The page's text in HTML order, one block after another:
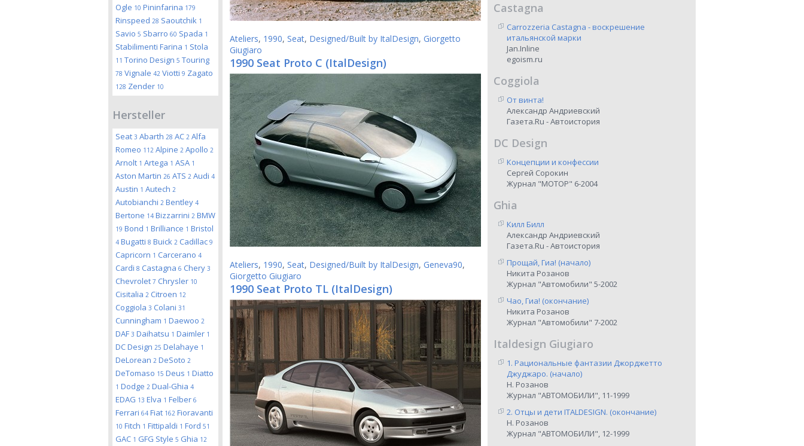
Ogle 10 Pininfarina 179
Rinspeed 28 Saoutchik 1
Savio 5 Sbarro 60 Spada 1
Stabilimenti Farina 1 Stola
11 Torino Design 5 Touring
78 Vignale 42 Viotti 9 Zagato
128 Zender 10
Hersteller
Seat 3 Abarth 28 AC 2 Alfa
Romeo 112 Alpine 2 Apollo 2
Arnolt 1 Artega 1 ASA 1
Aston Martin 26 ATS 2 Audi 4
Austin 1 Autech 2
Autobianchi 2 Bentley 4
Bertone 14 Bizzarrini 2 BMW
19 Bond 1 Brilliance 1 Bristol
4 Bugatti 8 Buick 2 Cadillac 9
Capricorn 1 Carcerano 4
Cardi 8 Castagna 6 Chery 3
Chevrolet 7 Chrysler 10
Cisitalia 2 Citroen 12
Coggiola 3 Colani 31
Cunningham 1 Daewoo 2
DAF 3 Daihatsu 1 Daimler 1
DC Design 25 Delahaye 1
DeLorean 2 DeSoto 2
DeTomaso 15 Deus 1 Diatto
1 Dodge 2 Dual-Ghia 4
EDAG 13 Elva 1 Felber 6
Ferrari 64 Fiat 162 Fioravanti
10 Fitch 1 Fittipaldi 1 Ford 51
GAC 1 GFG Style 5 Ghia 12
Ateliers, 1990, Seat, Designed/Built by ItalDesign, Giorgetto
Giugiaro
1990 Seat Proto C (ItalDesign)
Ateliers, 1990, Seat, Designed/Built by ItalDesign, Geneva90,
Giorgetto Giugiaro
1990 Seat Proto TL (ItalDesign)
Castagna
Carrozzeria Castagna - воскрешение
итальянской марки
Jan.Inline
egoism.ru
Coggiola
От винта!
Александр Андриевский
Газета.Ru - Автоистория
DC Design
Концепции и конфессии
Сергей Сорокин
Журнал "МОТОР" 6-2004
Ghia
Килл Билл
Александр Андриевский
Газета.Ru - Автоистория
Прощай, Гиа! (начало)
Никита Розанов
Журнал "Автомобили" 5-2002
Чао, Гиа! (окончание)
Никита Розанов
Журнал "Автомобили" 7-2002
Italdesign Giugiaro
1. Рациональные фантазии Джорджетто
Джуджаро. (начало)
Н. Розанов
Журнал "АВТОМОБИЛИ", 11-1999
2. Отцы и дети ITALDESIGN. (окончание)
Н. Розанов
Журнал "АВТОМОБИЛИ", 12-1999